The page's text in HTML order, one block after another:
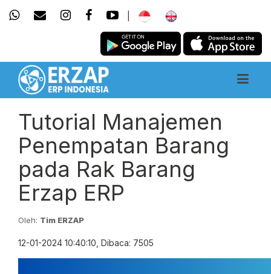
Tutorial Manajemen
Penempatan Barang
pada Rak Barang
Erzap ERP
Oleh: Tim ERZAP
12-01-2024 10:40:10, Dibaca: 7505